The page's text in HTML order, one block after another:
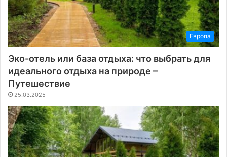
Европа
Эко-отель или база отдыха: что выбрать для
идеального отдыха на природе –
Путешествие
25.03.2025